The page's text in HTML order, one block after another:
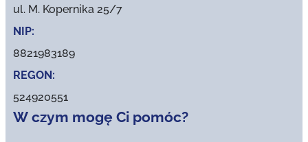
ul. M. Kopernika 25/7
NIP:
8821983189
REGON:
524920551
W czym mogę Ci pomóc?